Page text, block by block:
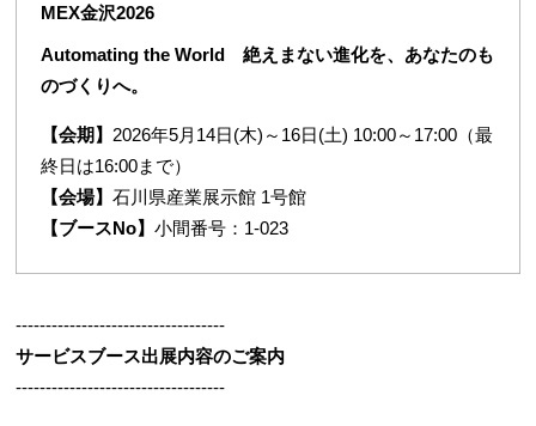
MEX金沢2026
Automating the World 絶えまない進化を、あなたのも
のづくりへ。
【会期】 2026年5月14日(木)～16日(土) 10:00～17:00（最
終日は16:00まで）
【会場】 石川県産業展示館 1号館
【ブースNo】 小間番号：1-023
-----------------------------------
サービスブース出展内容のご案内
-----------------------------------